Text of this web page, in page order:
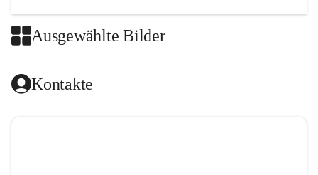
Kirchenmusik, dem kunstvollen Lob Gottes.
Das kirchenmusikalische Festival Cellensis wird seit dem
Ausgewählte Bilder
Kontakte